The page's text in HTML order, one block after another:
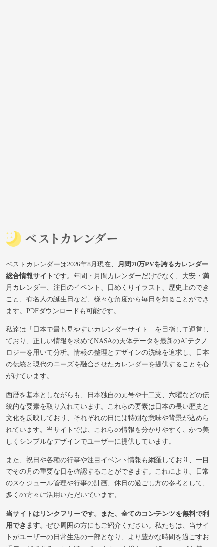
ベストカレンダーは2026年8月現在、
月間70万PVを誇るカレンダー
総合情報サイトです。年間・月間カレンダーだけでなく、大安・満
月カレンダー、注目のイベント、日めくりイラスト、歴史上のでき
ごと、有名人の誕生日など、様々な角度から毎日を知ることができ
ます。PDFダウンロードも可能です。
私達は「日本で最も見やすいカレンダーサイト」を目指して運営し
ており、正しい情報を求めてNASAの天体データを最新のAIテクノ
ロジーを用いて分析。情報の整理とデザインの洗練を追求し、日本
の伝統と現代のニーズを融合させたカレンダーを提供することを心
がけています。
西暦を基本としながらも、日本独自の元号や十二支、六曜などの伝
統的な要素を取り入れています。これらの要素は日本の長い歴史と
文化を反映しており、それぞれの日には特別な意味や背景が込めら
れています。当サイトでは、これらの情報を分かりやすく、かつ美
しくシンプルなデザインでユーザーに提供しています。
また、祝日や各種の行事や注目イベント情報も網羅しており、一目
でその月の重要な日を確認することができます。これにより、日常
のスケジュール管理や行事の計画、休日の過ごし方の参考として、
多くの方々に活用いただいています。
当サイトはリンクフリーです。また、全てのコンテンツを無料で利
用できます。 ぜひ周囲の方にもご紹介ください。私たちは、当サイ
トがユーザーの日常生活の一部となり、より豊かな時間を過ごすお